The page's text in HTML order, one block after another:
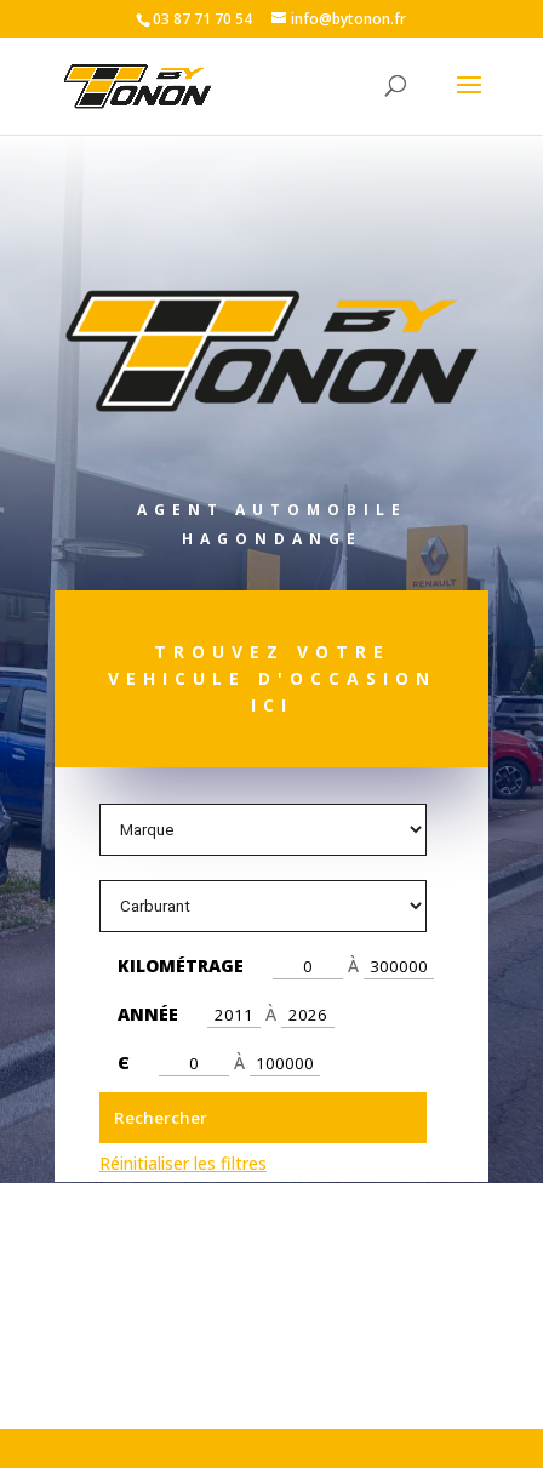
03 87 71 70 54 info@bytonon.fr
AGENT AUTOMOBILE
HAGONDANGE
TROUVEZ VOTRE
VEHICULE D'OCCASION
ICI
KILOMÉTRAGE Kilométrage
À Kilométrage
ANNÉE Année À Année
Є À Є
Réinitialiser les filtres